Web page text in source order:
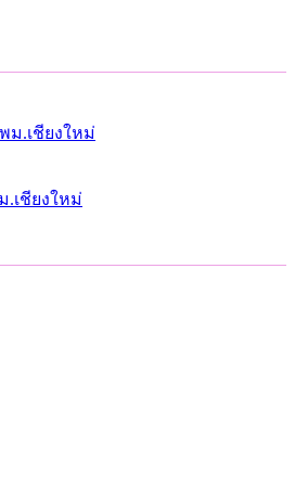
ม.เชียงใหม่
เชียงใหม่